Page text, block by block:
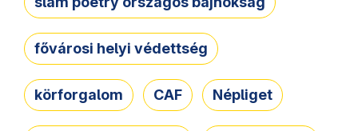
fővárosi helyi védettség
körforgalom CAF Népliget